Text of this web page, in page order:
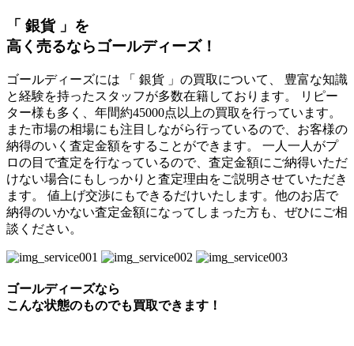
「 銀貨 」を
高く売るならゴールディーズ！
ゴールディーズには 「 銀貨 」の買取について、 豊富な知識
と経験を持ったスタッフが多数在籍しております。 リピー
ター様も多く、年間約45000点以上の買取を行っています。
また市場の相場にも注目しながら行っているので、お客様の
納得のいく査定金額をすることができます。 一人一人がプ
ロの目で査定を行なっているので、査定金額にご納得いただ
けない場合にもしっかりと査定理由をご説明させていただき
ます。 値上げ交渉にもできるだけいたします。他のお店で
納得のいかない査定金額になってしまった方も、ぜひにご相
談ください。
ゴールディーズなら
こんな状態のものでも買取できます！